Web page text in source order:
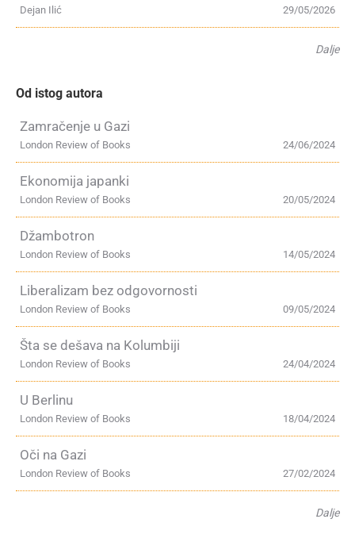
29/05/2026
Dejan Ilić
Dalje
Od istog autora
Zamračenje u Gazi
24/06/2024
London Review of Books
Ekonomija japanki
20/05/2024
London Review of Books
Džambotron
14/05/2024
London Review of Books
Liberalizam bez odgovornosti
09/05/2024
London Review of Books
Šta se dešava na Kolumbiji
24/04/2024
London Review of Books
U Berlinu
18/04/2024
London Review of Books
Oči na Gazi
27/02/2024
London Review of Books
Dalje